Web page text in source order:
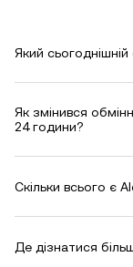
Який
Як змінився
24 години?
Скільки всього є
Де дізнатися